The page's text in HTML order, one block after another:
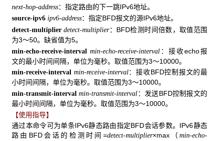
next-hop-address：指定路由的下一跳IPv6地址。
source-ipv6 ipv6-address：指定BFD报文的源IPv6地址。
detect-multiplier detect-multiplier：BFD检测时间倍数，取值范围
为3～50。缺省值为5。
min-echo-receive-interval min-echo-receive-interval ：接收echo报
文的最小时间间隔，单位为毫秒。取值范围为3～10000。
min-receive-interval min-receive-interval：接收BFD控制报文的最
小时间间隔，单位为毫秒。取值范围为3～10000。
min-transmit-interval min-transmit-interval ：发送BFD控制报文的
最小时间间隔，单位为毫秒。取值范围为3～10000。
【使用指导】
通过本命令可为单条IPv6静态路由指定BFD会话参数。IPv6静态
路由BFD会话的检测时间=detect-multiplier×max（ min-echo-